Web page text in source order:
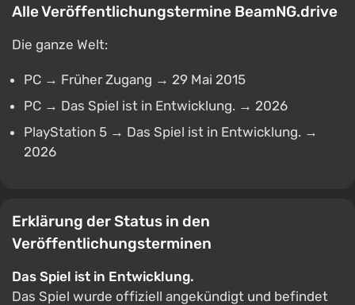
Alle Veröffentlichungstermine BeamNG.drive
Die ganze Welt:
PC → Früher Zugang → 29 Mai 2015
PC → Das Spiel ist in Entwicklung. → 2026
PlayStation 5 → Das Spiel ist in Entwicklung. →
2026
Erklärung der Status in den
Veröffentlichungsterminen
Das Spiel ist in Entwicklung.
Das Spiel wurde offiziell angekündigt und befindet